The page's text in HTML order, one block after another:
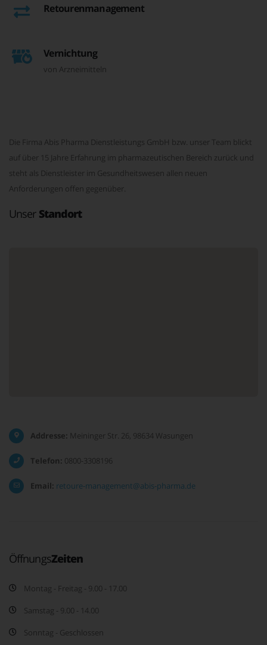
Retourenmanagement
Vernichtung
von Arzneimitteln
Die Firma Abis Pharma Dienstleistungs GmbH bzw. unser Team blickt
auf über 15 Jahre Erfahrung im pharmazeutischen Bereich zurück und
steht als Dienstleister im Gesundheitswesen allen neuen
Anforderungen offen gegenüber.
Unser Standort
Addresse: Meininger Str. 26, 98634 Wasungen
Telefon: 0800-3308196
Email: retoure-management@abis-pharma.de
ÖffnungsZeiten
Montag - Freitag - 9.00 - 17.00
Samstag - 9.00 - 14.00
Sonntag - Geschlossen